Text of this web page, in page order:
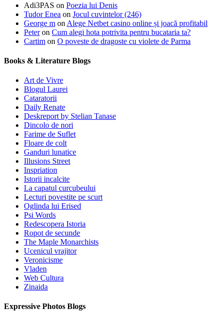
Adi3PAS on Poezia lui Denis
Tudor Enea on Jocul cuvintelor (246)
George m on Alege Netbet casino online și joacă profitabil
Peteron Cum alegi hota potrivita pentru bucataria ta?
Cartim on O poveste de dragoste cu violete de Parma
Books & Literature Blogs
Art de Vivre
Blogul Laurei
Cataratorii
Daily Renate
Deskreport by Stelian Tanase
Dincolo de nori
Farime de Suflet
Floare de colt
Ganduri lunatice
Illusions Street
Inspriation
Istorii incalcite
La capatul curcubeului
Lecturi povestite pe scurt
Oglinda lui Erised
Psi Words
Redescopera Istoria
Ropot de secunde
The Maple Monarchists
Ucenicul vrajitor
Veronicisme
Vladen
Web Cultura
Zinaida
Expressive Photos Blogs